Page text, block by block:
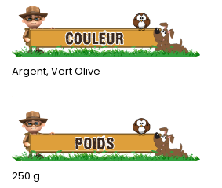
Argent, Vert Olive
.
250 g